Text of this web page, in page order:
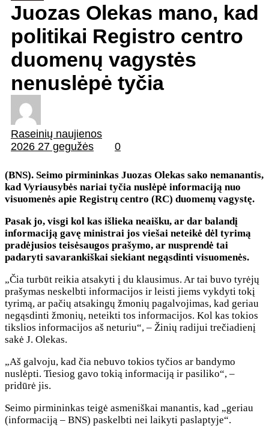
Juozas Olekas mano, kad
politikai Registro centro
duomenų vagystės
nenuslėpė tyčia
Raseinių naujienos
2026 27 gegužės
0
(BNS). Seimo pirmininkas Juozas Olekas sako nemanantis,
kad Vyriausybės nariai tyčia nuslėpė informaciją nuo
visuomenės apie Registrų centro (RC) duomenų vagystę.
Pasak jo, visgi kol kas išlieka neaišku, ar dar balandį
informaciją gavę ministrai jos viešai neteikė dėl tyrimą
pradėjusios teisėsaugos prašymo, ar nusprendė tai
padaryti savarankiškai siekiant negąsdinti visuomenės.
„Čia turbūt reikia atsakyti į du klausimus. Ar tai buvo tyrėjų
prašymas neskelbti informacijos ir leisti jiems vykdyti tokį
tyrimą, ar pačių atsakingų žmonių pagalvojimas, kad geriau
negąsdinti žmonių, neteikti tos informacijos. Kol kas tokios
tikslios informacijos aš neturiu“, – Žinių radijui trečiadienį
sakė J. Olekas.
„Aš galvoju, kad čia nebuvo tokios tyčios ar bandymo
nuslėpti. Tiesiog gavo tokią informaciją ir pasiliko“, –
pridūrė jis.
Seimo pirmininkas teigė asmeniškai manantis, kad „geriau
(informaciją – BNS) paskelbti nei laikyti paslaptyje“.